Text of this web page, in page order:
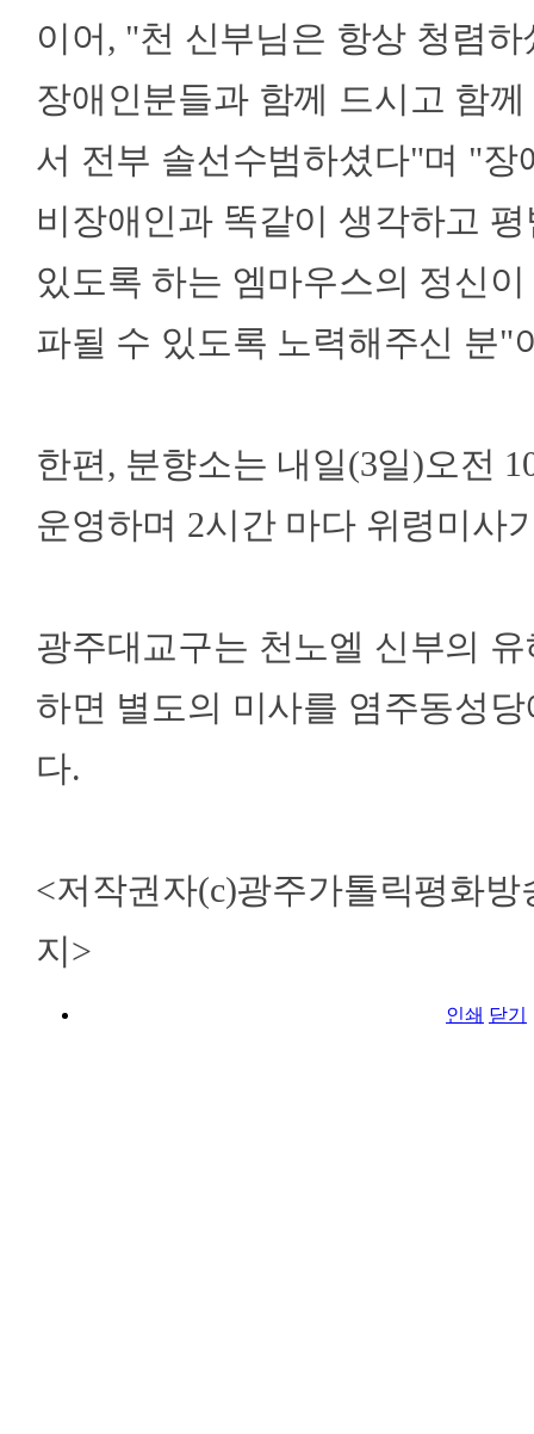
이어, "천 신부님은 항상 청렴
장애인분들과 함께 드시고 함
서 전부 솔선수범하셨다"며 "장
비장애인과 똑같이 생각하고
있도록 하는 엠마우스의 정신
파될 수 있도록 노력해주신 분
한편, 분향소는 내일(3일)오전
운영하며 2시간 마다 위령미사
광주대교구는 천노엘 신부의
하면 별도의 미사를 염주동성
다.
<저작권자(c)광주가톨릭평화
지>
인쇄 닫기